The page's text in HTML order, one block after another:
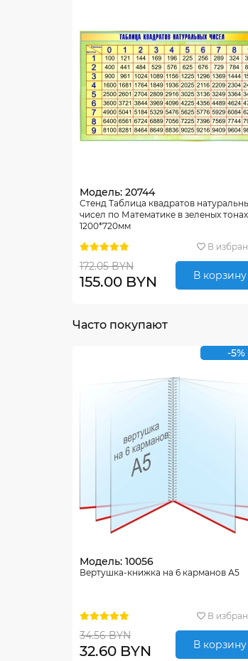
Модель: 20744
Стенд Таблица квадратов
чисел по Математике в зеленых тонах
1200*720мм
В
172.05 BYN
155.00 BYN В корзину
Часто покупают
-5%
Модель: 10056
Вертушка-книжка на 6 карманов А5
В
34.56 BYN
32.60 BYN В корзину